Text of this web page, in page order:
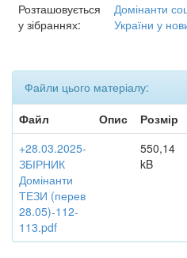
Розташовується
у зібраннях:
Домінанти
України у
Файли цього матеріалу:
Файл
Опис Розмір
+28.03.2025-
ЗБІРНИК
Домінанти
ТЕЗИ (перев
28.05)-112-
113.pdf
550,14
kB